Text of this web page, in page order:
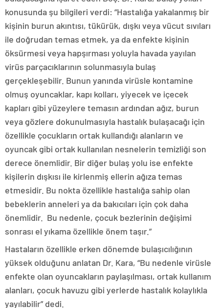
konusunda şu bilgileri verdi: “Hastalığa yakalanmış bir
kişinin burun akıntısı, tükürük, dışkı veya vücut sıvıları
ile doğrudan temas etmek, ya da enfekte kişinin
öksürmesi veya hapşırması yoluyla havada yayılan
virüs parçacıklarının solunmasıyla bulaş
gerçekleşebilir. Bunun yanında virüsle kontamine
olmuş oyuncaklar, kapı kolları, yiyecek ve içecek
kapları gibi yüzeylere temasın ardından ağız, burun
veya gözlere dokunulmasıyla hastalık bulaşacağı için
özellikle çocukların ortak kullandığı alanların ve
oyuncak gibi ortak kullanılan nesnelerin temizliği son
derece önemlidir. Bir diğer bulaş yolu ise enfekte
kişilerin dışkısı ile kirlenmiş ellerin ağıza temas
etmesidir. Bu nokta özellikle hastalığa sahip olan
bebeklerin anneleri ya da bakıcıları için çok daha
önemlidir. Bu nedenle, çocuk bezlerinin değişimi
sonrası el yıkama özellikle önem taşır.”
Hastaların özellikle erken dönemde bulaşıcılığının
yüksek olduğunu anlatan Dr. Kara, “Bu nedenle virüsle
enfekte olan oyuncakların paylaşılması, ortak kullanım
alanları, çocuk havuzu gibi yerlerde hastalık kolaylıkla
yayılabilir” dedi.